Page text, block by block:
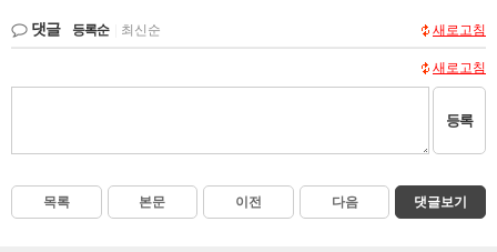
댓글 등록순 최신순 새로고침
새로고침
등록
목록 본문 이전 다음 댓글보기